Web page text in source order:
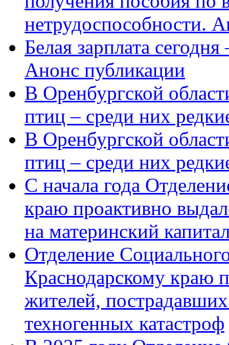
нетрудоспособности.
Белая зарплата
Анонс публикации
В Оренбургской
птиц – среди них
В Оренбургской
птиц – среди них
С начала года
краю проактивно
на материнский
Отделение
Краснодарскому краю
жителей,
техногенных катастроф